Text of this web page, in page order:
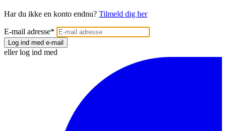
Har du ikke en konto endnu? Tilmeld dig her
E-mail adresse*
Log ind med e-mail
eller log ind med